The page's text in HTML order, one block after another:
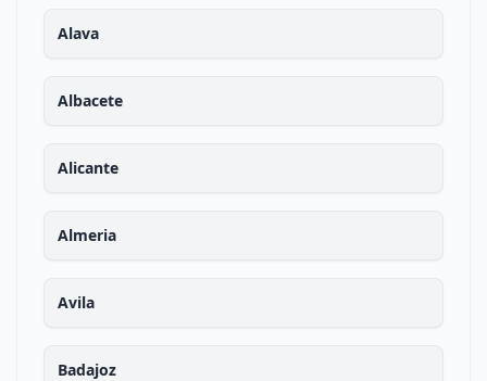
Alava
Albacete
Alicante
Almeria
Avila
Badajoz